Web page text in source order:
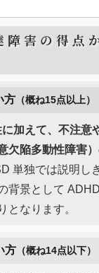
障害の得点
方 （概ね15点以上）
加えて、不注意
欠陥多動性障害）
単独では説明し
背景として
となります。
方 （概ね14点以下）